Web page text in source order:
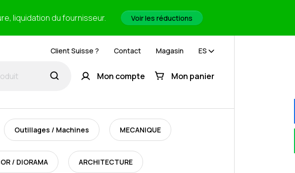
liquidation du fournisseur. Voir les réductions
Client Suisse ? Contact Magasin ES
Mon compte Mon panier
Outillages / Machines MECANIQUE
/ DIORAMA ARCHITECTURE